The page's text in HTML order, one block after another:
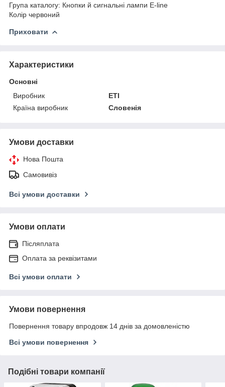
Група каталогу: Кнопки й сигнальні лампи E-line
Колір червоний
Приховати
Характеристики
Основні
Виробник
ETI
Країна виробник
Словенія
Умови доставки
Нова Пошта
Самовивіз
Всі умови доставки
Умови оплати
Післяплата
Оплата за реквізитами
Всі умови оплати
Умови повернення
Повернення товару впродовж 14 днів за домовленістю
Всі умови повернення
Подібні товари компанії